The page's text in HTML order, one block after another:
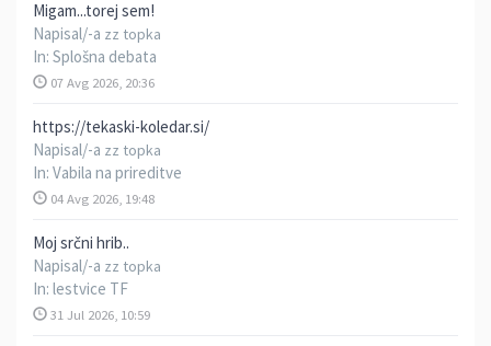
Migam...torej sem!
Napisal/-a zz topka
In: Splošna debata
07 Avg 2026, 20:36
https://tekaski-koledar.si/
Napisal/-a zz topka
In: Vabila na prireditve
04 Avg 2026, 19:48
Moj srčni hrib..
Napisal/-a zz topka
In: lestvice TF
31 Jul 2026, 10:59